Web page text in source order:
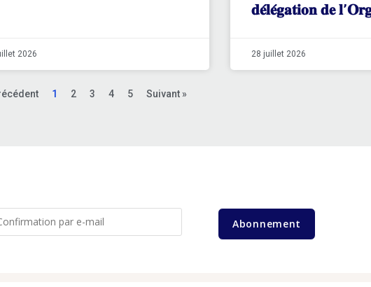
2026
𝐝𝐞́𝐥𝐞́𝐠𝐚𝐭𝐢𝐨𝐧 𝐝𝐞
28 juillet 2026
1 2 3 4 5 Suivant »
Abonnement